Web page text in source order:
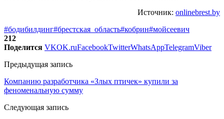
Источник: onlinebrest.by
#бодибилдинг#брестская_область#кобрин#мойсеевич
212
Поделится VKOK.ruFacebookTwitterWhatsAppTelegramViber
Предыдущая запись
Компанию разработчика «Злых птичек» купили за
феноменальную сумму
Следующая запись